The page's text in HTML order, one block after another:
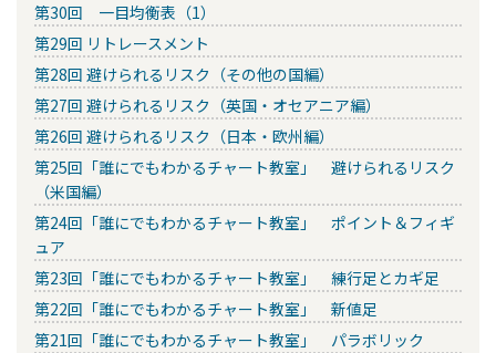
第30回 一目均衡表（1）
第29回 リトレースメント
第28回 避けられるリスク（その他の国編）
第27回 避けられるリスク（英国・オセアニア編）
第26回 避けられるリスク（日本・欧州編）
第25回「誰にでもわかるチャート教室」 避けられるリスク
（米国編）
第24回「誰にでもわかるチャート教室」 ポイント＆フィギ
ュア
第23回「誰にでもわかるチャート教室」 練行足とカギ足
第22回「誰にでもわかるチャート教室」 新値足
第21回「誰にでもわかるチャート教室」 パラボリック